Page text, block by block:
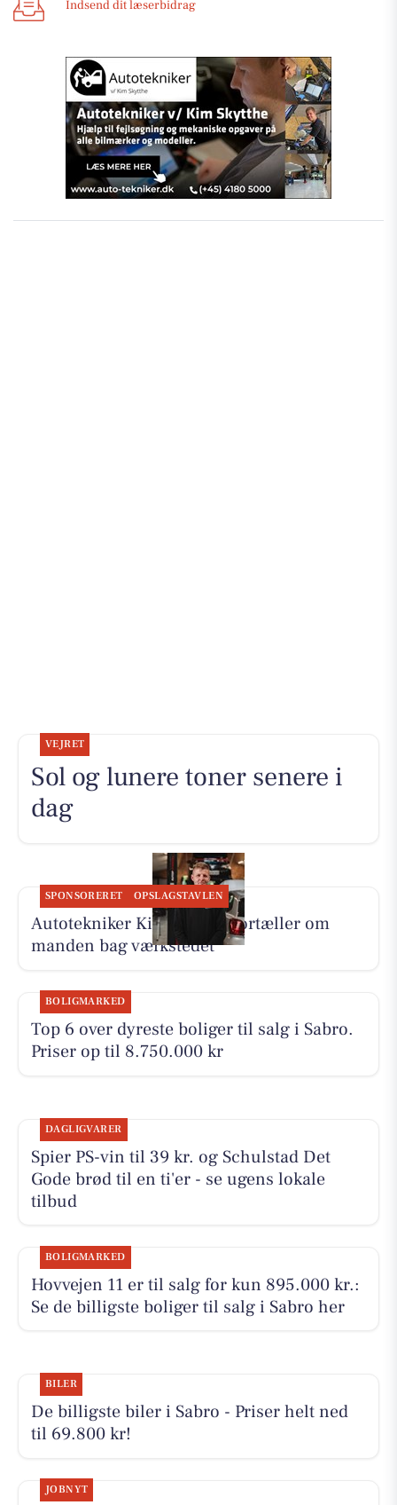
Indsend dit læserbidrag
VEJRET
Sol og lunere toner senere i
dag
SPONSORERET OPSLAGSTAVLEN
Autotekniker Kim Skytthe fortæller om
manden bag værkstedet
BOLIGMARKED
Top 6 over dyreste boliger til salg i Sabro.
Priser op til 8.750.000 kr
DAGLIGVARER
Spier PS-vin til 39 kr. og Schulstad Det
Gode brød til en ti'er - se ugens lokale
tilbud
BOLIGMARKED
Hovvejen 11 er til salg for kun 895.000 kr.:
Se de billigste boliger til salg i Sabro her
BILER
De billigste biler i Sabro - Priser helt ned
til 69.800 kr!
JOBNYT